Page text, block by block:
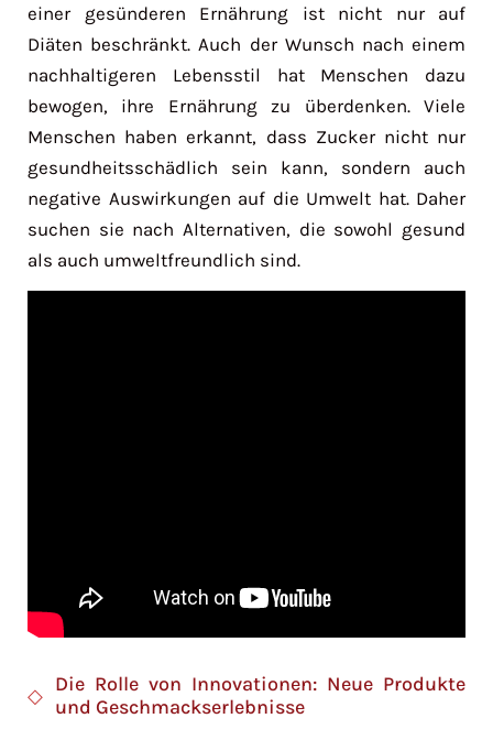
einer gesünderen Ernährung ist nicht nur auf
Diäten beschränkt. Auch der Wunsch nach einem
nachhaltigeren Lebensstil hat Menschen dazu
bewogen, ihre Ernährung zu überdenken. Viele
Menschen haben erkannt, dass Zucker nicht nur
gesundheitsschädlich sein kann, sondern auch
negative Auswirkungen auf die Umwelt hat. Daher
suchen sie nach Alternativen, die sowohl gesund
als auch umweltfreundlich sind.
Die Rolle von Innovationen: Neue Produkte
und Geschmackserlebnisse